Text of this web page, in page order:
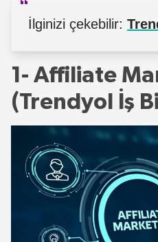
İlginizi çekebilir:
1- Affiliate
(Trendyol İş